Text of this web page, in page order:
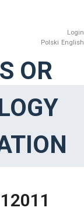
Login
Polski English
OR